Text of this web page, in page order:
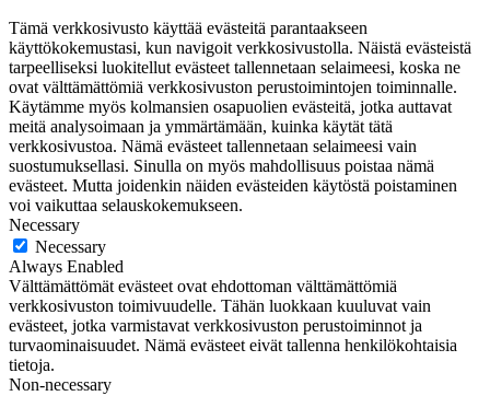
Tämä verkkosivusto käyttää evästeitä parantaakseen
käyttökokemustasi, kun navigoit verkkosivustolla. Näistä evästeistä
tarpeelliseksi luokitellut evästeet tallennetaan selaimeesi, koska ne
ovat välttämättömiä verkkosivuston perustoimintojen toiminnalle.
Käytämme myös kolmansien osapuolien evästeitä, jotka auttavat
meitä analysoimaan ja ymmärtämään, kuinka käytät tätä
verkkosivustoa. Nämä evästeet tallennetaan selaimeesi vain
suostumuksellasi. Sinulla on myös mahdollisuus poistaa nämä
evästeet. Mutta joidenkin näiden evästeiden käytöstä poistaminen
voi vaikuttaa selauskokemukseen.
Necessary
Necessary
Always Enabled
Välttämättömät evästeet ovat ehdottoman välttämättömiä
verkkosivuston toimivuudelle. Tähän luokkaan kuuluvat vain
evästeet, jotka varmistavat verkkosivuston perustoiminnot ja
turvaominaisuudet. Nämä evästeet eivät tallenna henkilökohtaisia
tietoja.
Non-necessary